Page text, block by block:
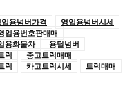
업용넘버가격
영업용넘버시세
업용번호판매매
용화물차
용달넘버
럭
중고트럭매매
럭 카고트럭시세
트럭매매